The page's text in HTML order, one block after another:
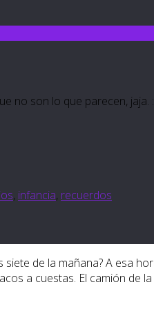
no son lo que parecen, jaja.
, infancia, recuerdos
siete de la mañana? A esa
a cuestas. El camión de